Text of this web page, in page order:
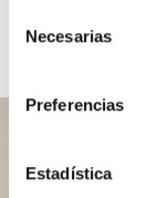
Necesarias
Preferencias
Estadística
Así es la
Imagen